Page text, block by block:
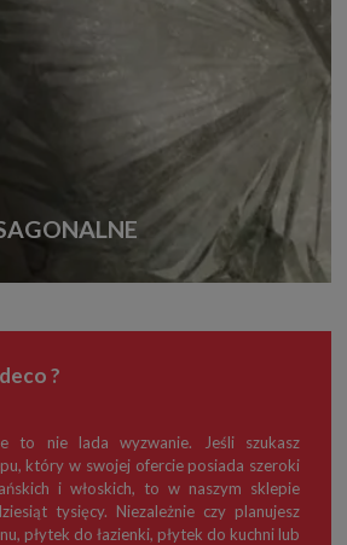
?
to nie lada wyzwanie. Jeśli szukasz
który w swojej ofercie posiada szeroki
i włoskich, to w naszym sklepie
tysięcy. Niezależnie czy planujesz
płytek do łazienki, płytek do kuchni lub